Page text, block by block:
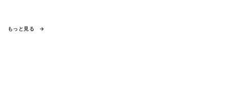
もっと見る